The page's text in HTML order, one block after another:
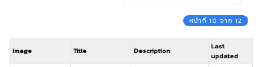
หน้าที่ 10 จาก 12
Image Title Description
Last
updated